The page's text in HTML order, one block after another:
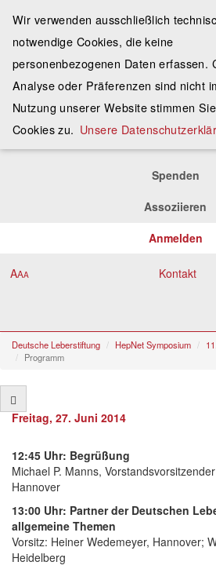
Spenden
Assoziieren
Anmelden
AAA Kontakt
Deutsche Leberstiftung HepNet Symposium
Programm
Freitag, 27. Juni 2014
12:45 Uhr: Begrüßung
Michael P. Manns,
Hannover
13:00 Uhr: Partner der Deutschen
allgemeine Themen
Vorsitz: Heiner Wedemeyer, Hannover;
Heidelberg
Wir verwenden ausschließlich
notwendige Cookies, die keine
personenbezogenen Daten erfassen.
Analyse oder Präferenzen sind nicht
Nutzung unserer Website stimmen
Cookies zu. Unsere